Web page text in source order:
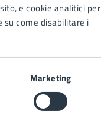
e cookie analitici per
su come disabilitare i
Marketing